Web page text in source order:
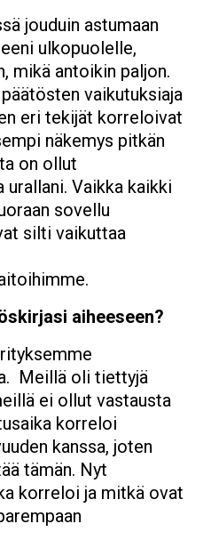
jouduin astumaan
ulkopuolelle,
mikä antoikin paljon.
vaikutuksiaja
eri tekijät korreloivat
näkemys pitkän
on ollut
urallani. Vaikka kaikki
sovellu
silti vaikuttaa
aiheeseen?
Meillä oli tiettyjä
ei ollut vastausta
korreloi
kanssa, joten
tämän. Nyt
korreloi ja mitkä ovat